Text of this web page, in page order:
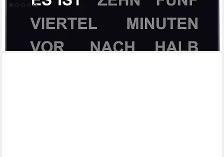
(1)
lieferbar - in 4-5 Werktagen bei dir